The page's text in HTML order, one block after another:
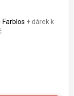
Farblos + dárek k